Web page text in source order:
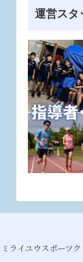
運営スタ
ライユウスポーツ